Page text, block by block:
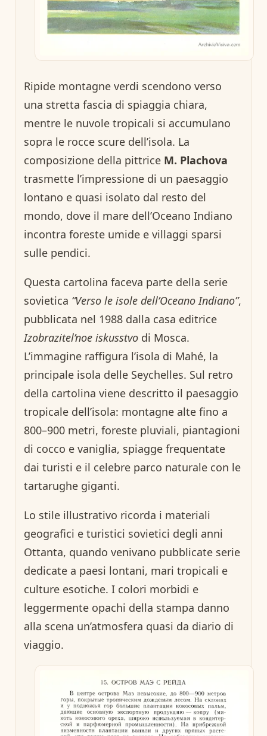
Ripide montagne verdi scendono verso
una stretta fascia di spiaggia chiara,
mentre le nuvole tropicali si accumulano
sopra le rocce scure dell’isola. La
composizione della pittrice M. Plachova
trasmette l’impressione di un paesaggio
lontano e quasi isolato dal resto del
mondo, dove il mare dell’Oceano Indiano
incontra foreste umide e villaggi sparsi
sulle pendici.
Questa cartolina faceva parte della serie
sovietica “Verso le isole dell’Oceano Indiano”,
pubblicata nel 1988 dalla casa editrice
Izobrazitel’noe iskusstvo di Mosca.
L’immagine raffigura l’isola di Mahé, la
principale isola delle Seychelles. Sul retro
della cartolina viene descritto il paesaggio
tropicale dell’isola: montagne alte fino a
800–900 metri, foreste pluviali, piantagioni
di cocco e vaniglia, spiagge frequentate
dai turisti e il celebre parco naturale con le
tartarughe giganti.
Lo stile illustrativo ricorda i materiali
geografici e turistici sovietici degli anni
Ottanta, quando venivano pubblicate serie
dedicate a paesi lontani, mari tropicali e
culture esotiche. I colori morbidi e
leggermente opachi della stampa danno
alla scena un’atmosfera quasi da diario di
viaggio.